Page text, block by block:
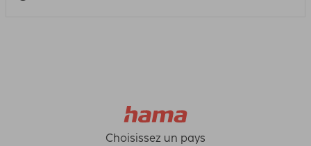
Choisissez un pays